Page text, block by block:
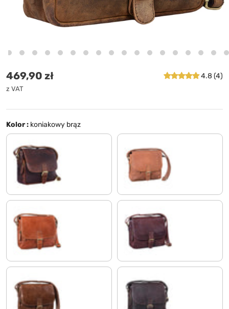
Cena standardowa
469,90 zł
z VAT
4.8 (4)
Kolor : koniakowy brąz
koniakowy - ciemnobrązowy siodło - brązowy
lśniący koniakowy brąz rosso
antyczny brąz hebanowo - brązowy